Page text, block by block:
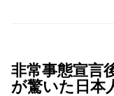
非常事態宣言
が驚いた日本